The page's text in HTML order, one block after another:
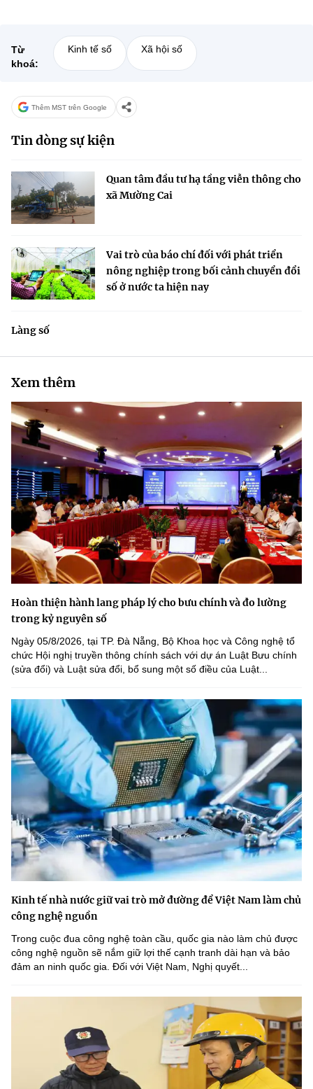
Từ
khoá:
Kinh tế số Xã hội số
Thêm MST trên Google
Tin dòng sự kiện
Quan tâm đầu tư hạ tầng viễn thông cho
xã Mường Cai
Vai trò của báo chí đối với phát triển
nông nghiệp trong bối cảnh chuyển đổi
số ở nước ta hiện nay
Làng số
Xem thêm
Hoàn thiện hành lang pháp lý cho bưu chính và đo lường
trong kỷ nguyên số
Ngày 05/8/2026, tại TP. Đà Nẵng, Bộ Khoa học và Công nghệ tổ
chức Hội nghị truyền thông chính sách với dự án Luật Bưu chính
(sửa đổi) và Luật sửa đổi, bổ sung một số điều của Luật...
Kinh tế nhà nước giữ vai trò mở đường để Việt Nam làm chủ
công nghệ nguồn
Trong cuộc đua công nghệ toàn cầu, quốc gia nào làm chủ được
công nghệ nguồn sẽ nắm giữ lợi thế cạnh tranh dài hạn và bảo
đảm an ninh quốc gia. Đối với Việt Nam, Nghị quyết...